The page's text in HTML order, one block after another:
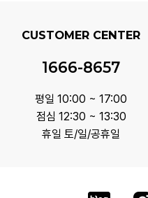
CUSTOMER CENTER
1666-8657
평일 10:00 ~ 17:00
점심 12:30 ~ 13:30
휴일 토/일/공휴일